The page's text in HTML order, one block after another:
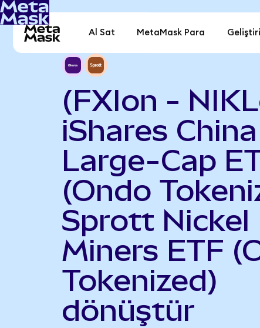
Al Sat MetaMask Para
(FXIon -
iShares China
Large-Cap
(Ondo
Sprott Nickel
Miners ETF
Tokenized)
dönüştür